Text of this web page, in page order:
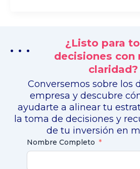
. . .
¿Listo para
decisiones con
claridad?
Conversemos sobre los
empresa y descubre
ayudarte a alinear tu
la toma de decisiones y
de tu inversión en
Nombre Completo